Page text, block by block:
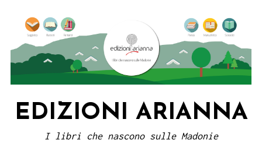
content
EDIZIONI ARIANNA
I libri che nascono sulle Madonie